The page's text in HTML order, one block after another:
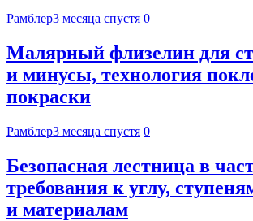
Рамблер3 месяца спустя 0
Малярный флизелин для
и минусы, технология
покраски
Рамблер3 месяца спустя 0
Безопасная лестница в
требования к углу,
и материалам